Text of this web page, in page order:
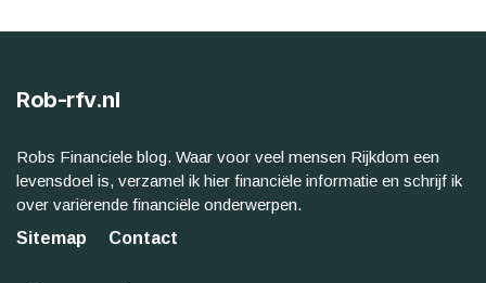
Rob-rfv.nl
Robs Financiele blog. Waar voor veel mensen Rijkdom een
levensdoel is, verzamel ik hier financiële informatie en schrijf ik
over variërende financiële onderwerpen.
Sitemap
Contact